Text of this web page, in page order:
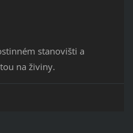
stanovišti a
na živiny.